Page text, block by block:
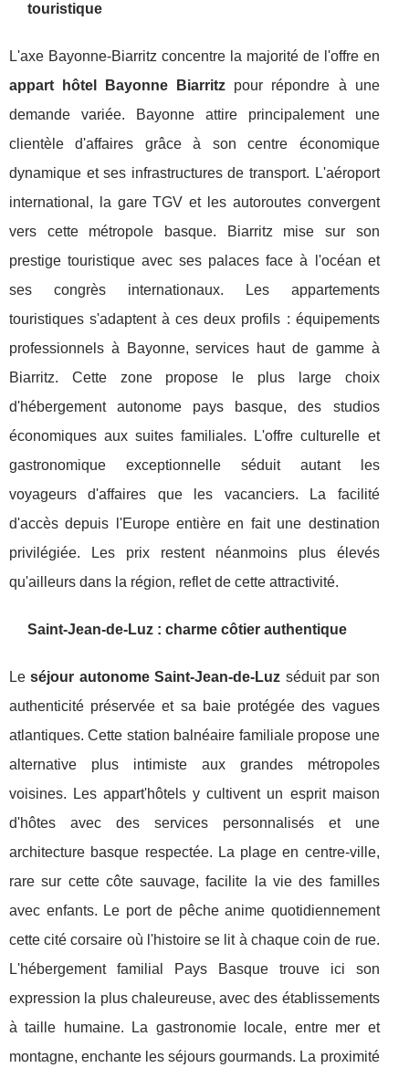
touristique
L'axe Bayonne-Biarritz concentre la majorité de l'offre en
appart hôtel Bayonne Biarritz pour répondre à une
demande variée. Bayonne attire principalement une
clientèle d'affaires grâce à son centre économique
dynamique et ses infrastructures de transport. L'aéroport
international, la gare TGV et les autoroutes convergent
vers cette métropole basque. Biarritz mise sur son
prestige touristique avec ses palaces face à l'océan et
ses congrès internationaux. Les appartements
touristiques s'adaptent à ces deux profils : équipements
professionnels à Bayonne, services haut de gamme à
Biarritz. Cette zone propose le plus large choix
d'hébergement autonome pays basque, des studios
économiques aux suites familiales. L'offre culturelle et
gastronomique exceptionnelle séduit autant les
voyageurs d'affaires que les vacanciers. La facilité
d'accès depuis l'Europe entière en fait une destination
privilégiée. Les prix restent néanmoins plus élevés
qu'ailleurs dans la région, reflet de cette attractivité.
Saint-Jean-de-Luz : charme côtier authentique
Leséjour autonome Saint-Jean-de-Luz séduit par son
authenticité préservée et sa baie protégée des vagues
atlantiques. Cette station balnéaire familiale propose une
alternative plus intimiste aux grandes métropoles
voisines. Les appart'hôtels y cultivent un esprit maison
d'hôtes avec des services personnalisés et une
architecture basque respectée. La plage en centre-ville,
rare sur cette côte sauvage, facilite la vie des familles
avec enfants. Le port de pêche anime quotidiennement
cette cité corsaire où l'histoire se lit à chaque coin de rue.
L'hébergement familial Pays Basque trouve ici son
expression la plus chaleureuse, avec des établissements
à taille humaine. La gastronomie locale, entre mer et
montagne, enchante les séjours gourmands. La proximité